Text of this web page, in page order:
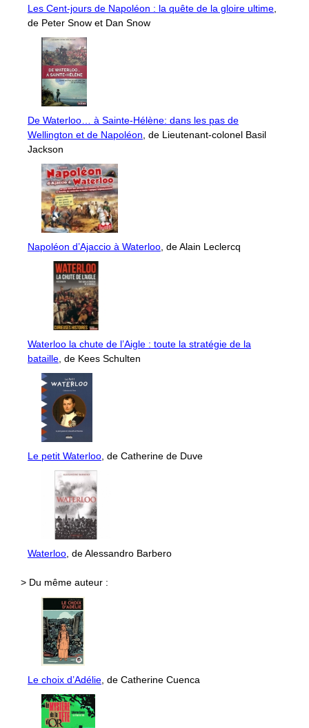
Les Cent-jours de Napoléon : la quête de la gloire ultime
de Peter Snow et Dan Snow
De Waterloo… à Sainte-Hélène: dans les pas de
Wellington et de Napoléon , de Lieutenant-colonel Basil
Jackson
Napoléon d’Ajaccio à Waterloo , de Alain Leclercq
Waterloo la chute de l’Aigle : toute la stratégie de la
bataille , de Kees Schulten
Le petit Waterloo , de Catherine de Duve
Waterloo , de Alessandro Barbero
> Du même auteur :
Le choix d’Adélie , de Catherine Cuenca